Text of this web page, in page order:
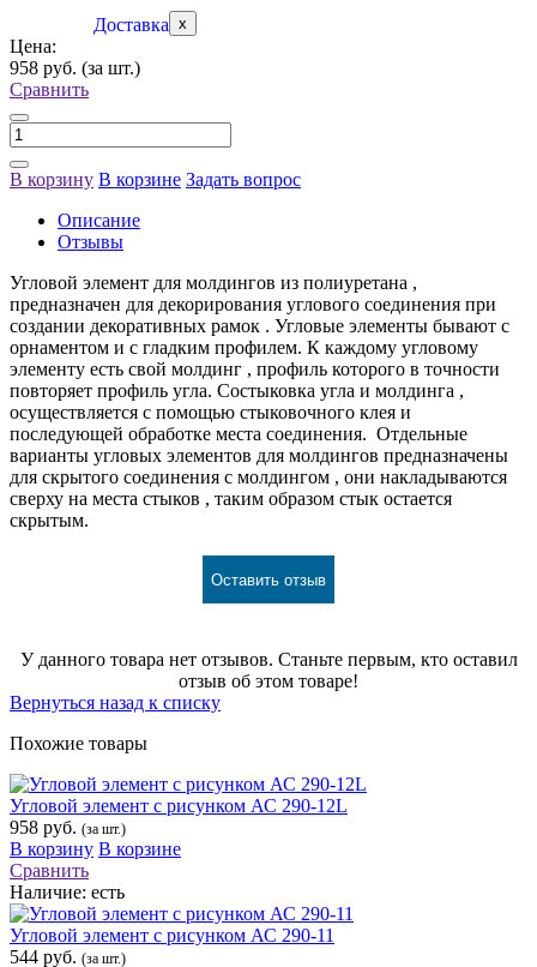
Доставка x
Цена:
958 руб. (за шт.)
Сравнить
В корзину В корзине Задать вопрос
Описание
Отзывы
Угловой элемент для молдингов из полиуретана ,
предназначен для декорирования углового соединения при
создании декоративных рамок . Угловые элементы бывают с
орнаментом и с гладким профилем. К каждому угловому
элементу есть свой молдинг , профиль которого в точности
повторяет профиль угла. Состыковка угла и молдинга ,
осуществляется с помощью стыковочного клея и
последующей обработке места соединения. Отдельные
варианты угловых элементов для молдингов предназначены
для скрытого соединения с молдингом , они накладываются
сверху на места стыков , таким образом стык остается
скрытым.
Оставить отзыв
У данного товара нет отзывов. Станьте первым, кто оставил
отзыв об этом товаре!
Вернуться назад к списку
Похожие товары
Угловой элемент с рисунком АС 290-12L
958 руб. (за шт.)
В корзину В корзине
Сравнить
Наличие: есть
Угловой элемент с рисунком АС 290-11
544 руб. (за шт.)